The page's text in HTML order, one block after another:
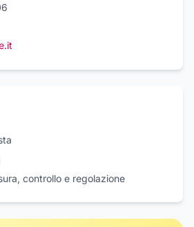
controllo e regolazione